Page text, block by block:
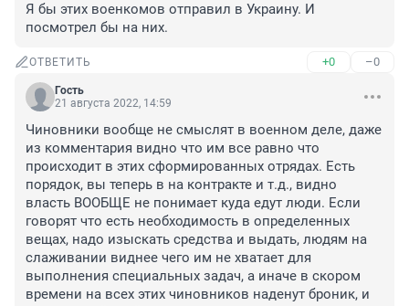
Я бы этих военкомов отправил в Украину. И
посмотрел бы на них.
ОТВЕТИТЬ +0 –0
Гость
21 августа 2022, 14:59
Чиновники вообще не смыслят в военном деле, даже
из комментария видно что им все равно что
происходит в этих сформированных отрядах. Есть
порядок, вы теперь в на контракте и т.д., видно
власть ВООБЩЕ не понимает куда едут люди. Если
говорят что есть необходимость в определенных
вещах, надо изыскать средства и выдать, людям на
слаживании виднее чего им не хватает для
выполнения специальных задач, а иначе в скором
времени на всех этих чиновников наденут броник, и